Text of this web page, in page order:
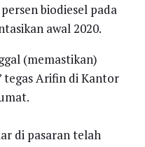
biodiesel pada
awal 2020.
(memastikan)
tegas Arifin di Kantor
di pasaran telah